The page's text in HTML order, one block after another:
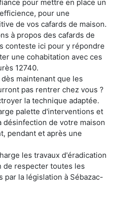
pour mettre en place un
pour une
de vos cafards de maison.
à propos des cafards de
conteste ici pour y répondre
une cohabitation avec ces
12740.
maintenant que les
pas rentrer chez vous ?
la technique adaptée.
palette d'interventions et
désinfection de votre maison
pendant et après une
les travaux d'éradication
de respecter toutes les
la législation à Sébazac-